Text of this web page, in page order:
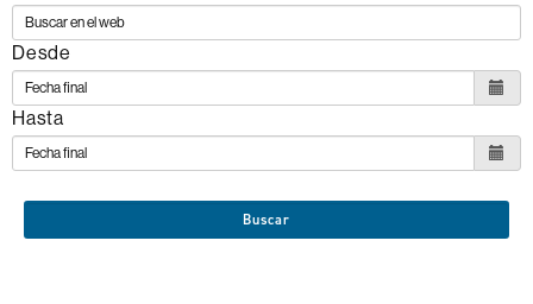
Desde
Hasta
Buscar